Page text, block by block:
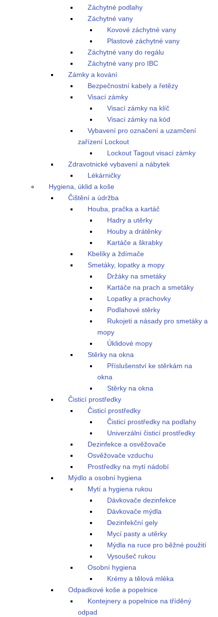
Záchytné podlahy
Záchytné vany
Kovové záchytné vany
Plastové záchytné vany
Záchytné vany do regálu
Záchytné vany pro IBC
Zámky a kování
Bezpečnostní kabely a řetězy
Visací zámky
Visací zámky na klíč
Visací zámky na kód
Vybavení pro označení a uzamčení
zařízení Lockout
Lockout Tagout visací zámky
Zdravotnické vybavení a nábytek
Lékárničky
Hygiena, úklid a koše
Čištění a údržba
Houba, pračka a kartáč
Hadry a utěrky
Houby a drátěnky
Kartáče a škrabky
Kbelíky a ždímače
Smetáky, lopatky a mopy
Držáky na smetáky
Kartáče na prach a smetáky
Lopatky a prachovky
Podlahové stěrky
Rukojeti a násady pro smetáky a
mopy
Úklidové mopy
Stěrky na okna
Příslušenství ke stěrkám na
okna
Stěrky na okna
Čisticí prostředky
Čisticí prostředky
Čisticí prostředky na podlahy
Univerzální čisticí prostředky
Dezinfekce a osvěžovače
Osvěžovače vzduchu
Prostředky na mytí nádobí
Mýdlo a osobní hygiena
Mytí a hygiena rukou
Dávkovače dezinfekce
Dávkovače mýdla
Dezinfekční gely
Mycí pasty a utěrky
Mýdla na ruce pro běžné použití
Vysoušeč rukou
Osobní hygiena
Krémy a tělová mléka
Odpadkové koše a popelnice
Kontejnery a popelnice na tříděný
odpad